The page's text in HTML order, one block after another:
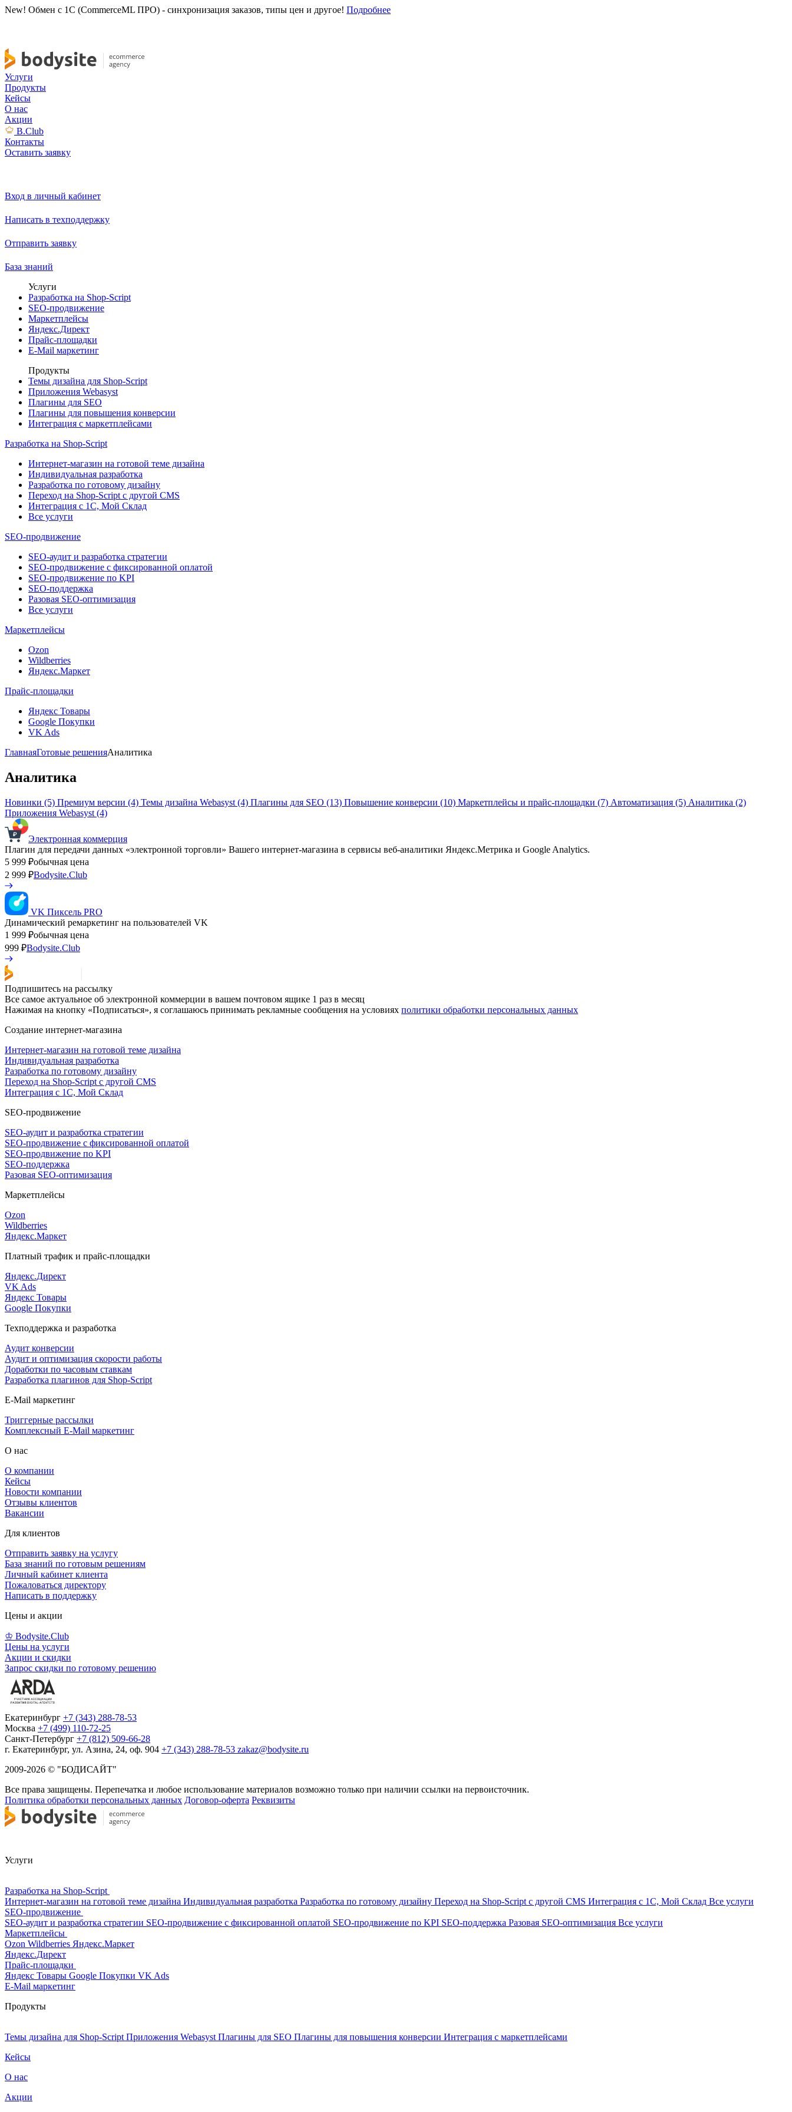
New! Обмен с 1С (CommerceML ПРО) - синхронизация заказов, типы цен и другое! Подробнее
Услуги
Продукты
Кейсы
О нас
Акции
B.Club
Контакты
Оставить заявку
Вход в личный кабинет
Написать в техподдержку
Отправить заявку
База знаний
Услуги
Разработка на Shop-Script
SEO-продвижение
Маркетплейсы
Яндекс.Директ
Прайс-площадки
E-Mail маркетинг
Продукты
Темы дизайна для Shop-Script
Приложения Webasyst
Плагины для SEO
Плагины для повышения конверсии
Интеграция с маркетплейсами
Разработка на Shop-Script
Интернет-магазин на готовой теме дизайна
Индивидуальная разработка
Разработка по готовому дизайну
Переход на Shop-Script с другой CMS
Интеграция с 1С, Мой Склад
Все услуги
SEO-продвижение
SEO-аудит и разработка стратегии
SEO-продвижение с фиксированной оплатой
SEO-продвижение по KPI
SEO-поддержка
Разовая SEO-оптимизация
Все услуги
Маркетплейсы
Ozon
Wildberries
Яндекс.Маркет
Прайс-площадки
Яндекс Товары
Google Покупки
VK Ads
ГлавнаяГотовые решенияАналитика
Аналитика
Новинки (5) Премиум версии (4) Темы дизайна Webasyst (4) Плагины для SEO (13) Повышение конверсии (10) Маркетплейсы и прайс-площадки (7) Автоматизация (5) Аналитика (2)
Приложения Webasyst (4)
Электронная коммерция
Плагин для передачи данных «электронной торговли» Вашего интернет-магазина в сервисы веб-аналитики Яндекс.Метрика и Google Analytics.
5 999 ₽обычная цена
2 999 ₽Bodysite.Club
VK Пиксель PRO
Динамический ремаркетинг на пользователей VK
1 999 ₽обычная цена
999 ₽Bodysite.Club
Подпишитесь на рассылку
Все самое актуальное об электронной коммерции в вашем почтовом ящике 1 раз в месяц
Нажимая на кнопку «Подписаться», я соглашаюсь принимать рекламные сообщения на условиях политики обработки персональных данных
Создание интернет-магазина
Интернет-магазин на готовой теме дизайна
Индивидуальная разработка
Разработка по готовому дизайну
Переход на Shop-Script с другой CMS
Интеграция с 1С, Мой Склад
SEO-продвижение
SEO-аудит и разработка стратегии
SEO-продвижение с фиксированной оплатой
SEO-продвижение по KPI
SEO-поддержка
Разовая SEO-оптимизация
Маркетплейсы
Ozon
Wildberries
Яндекс.Маркет
Платный трафик и прайс-площадки
Яндекс.Директ
VK Ads
Яндекс Товары
Google Покупки
Техподдержка и разработка
Аудит конверсии
Аудит и оптимизация скорости работы
Доработки по часовым ставкам
Разработка плагинов для Shop-Script
E-Mail маркетинг
Триггерные рассылки
Комплексный E-Mail маркетинг
О нас
О компании
Кейсы
Новости компании
Отзывы клиентов
Вакансии
Для клиентов
Отправить заявку на услугу
База знаний по готовым решениям
Личный кабинет клиента
Пожаловаться директору
Написать в поддержку
Цены и акции
♔ Bodysite.Club
Цены на услуги
Акции и скидки
Запрос скидки по готовому решению
Екатеринбург +7 (343) 288-78-53
Москва +7 (499) 110-72-25
Санкт-Петербург +7 (812) 509-66-28
г. Екатеринбург, ул. Азина, 24, оф. 904 +7 (343) 288-78-53 zakaz@bodysite.ru
2009-2026 © "БОДИСАЙТ"
Все права защищены. Перепечатка и любое использование материалов возможно только при наличии ссылки на первоисточник.
Политика обработки персональных данных Договор-оферта Реквизиты
Услуги
Разработка на Shop-Script
Интернет-магазин на готовой теме дизайна Индивидуальная разработка Разработка по готовому дизайну Переход на Shop-Script с другой CMS Интеграция с 1С, Мой Склад Все услуги
SEO-продвижение
SEO-аудит и разработка стратегии SEO-продвижение с фиксированной оплатой SEO-продвижение по KPI SEO-поддержка Разовая SEO-оптимизация Все услуги
Маркетплейсы
Ozon Wildberries Яндекс.Маркет
Яндекс.Директ
Прайс-площадки
Яндекс Товары Google Покупки VK Ads
E-Mail маркетинг
Продукты
Темы дизайна для Shop-Script Приложения Webasyst Плагины для SEO Плагины для повышения конверсии Интеграция с маркетплейсами
Кейсы
О нас
Акции